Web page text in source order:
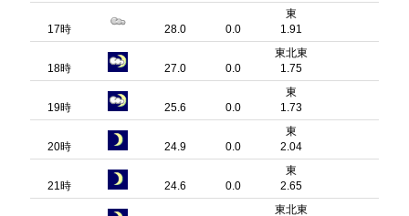
17時 28.0 0.0
東
1.91
18時 27.0 0.0
東北東
1.75
19時 25.6 0.0
東
1.73
20時 24.9 0.0
東
2.04
21時 24.6 0.0
東
2.65
東北東